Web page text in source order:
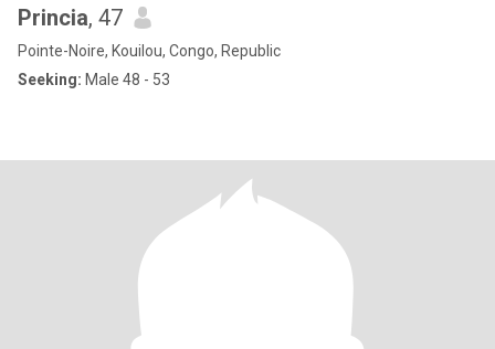
Princia, 47
Pointe-Noire, Kouilou, Congo, Republic
Seeking: Male 48 - 53